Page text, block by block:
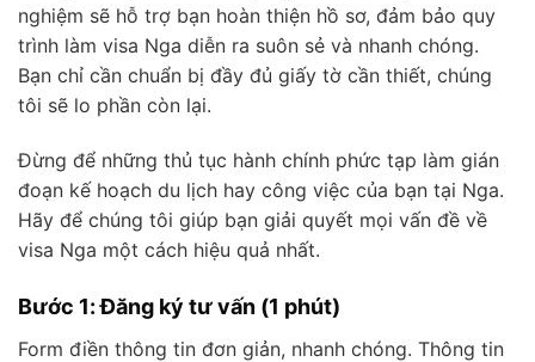
nghiệm sẽ hỗ trợ bạn hoàn thiện hồ sơ, đảm bảo quy
trình làm visa Nga diễn ra suôn sẻ và nhanh chóng.
Bạn chỉ cần chuẩn bị đầy đủ giấy tờ cần thiết, chúng
tôi sẽ lo phần còn lại.
Đừng để những thủ tục hành chính phức tạp làm gián
đoạn kế hoạch du lịch hay công việc của bạn tại Nga.
Hãy để chúng tôi giúp bạn giải quyết mọi vấn đề về
visa Nga một cách hiệu quả nhất.
Bước 1: Đăng ký tư vấn (1 phút)
Form điền thông tin đơn giản, nhanh chóng. Thông tin